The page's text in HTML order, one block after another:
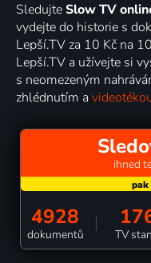
SledujteSlow TV
vydejte do historie s
Lepší.TV za 10 Kč na
Lepší.TV a užívejte si
s neomezeným
zhlédnutím a
ihned
4928
dokumentů TV